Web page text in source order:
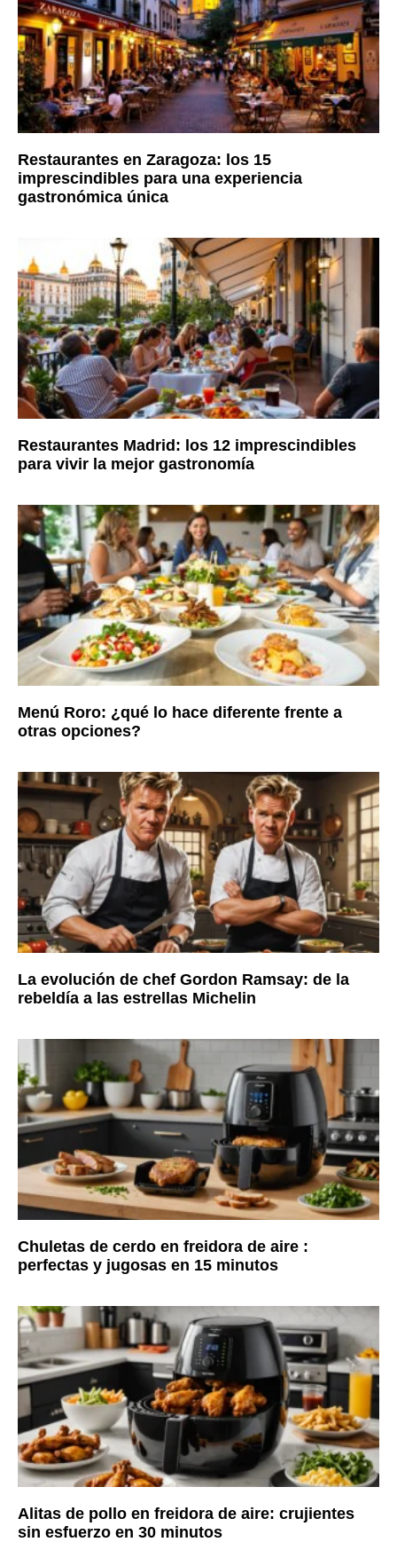
Restaurantes en Zaragoza: los 15
imprescindibles para una experiencia
gastronómica única
Restaurantes Madrid: los 12 imprescindibles
para vivir la mejor gastronomía
Menú Roro: ¿qué lo hace diferente frente a
otras opciones?
La evolución de chef Gordon Ramsay: de la
rebeldía a las estrellas Michelin
Chuletas de cerdo en freidora de aire :
perfectas y jugosas en 15 minutos
Alitas de pollo en freidora de aire: crujientes
sin esfuerzo en 30 minutos